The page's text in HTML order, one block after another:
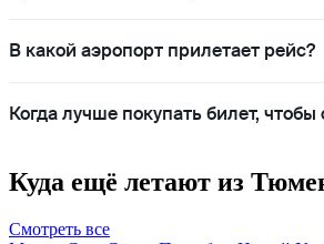
В какой аэропорт прилетает рейс?
Когда лучше покупать билет,
Куда ещё летают из
Смотреть все